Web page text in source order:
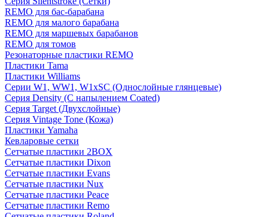
REMO для бас-барабана
REMO для малого барабана
REMO для маршевых барабанов
REMO для томов
Резонаторные пластики REMO
Пластики Tama
Пластики Williams
Серии W1, WW1, W1xSC (Однослойные глянцевые)
Серия Density (C напылением Coated)
Серия Target (Двухслойные)
Серия Vintage Tone (Кожа)
Пластики Yamaha
Кевларовые сетки
Сетчатые пластики 2BOX
Сетчатые пластики Dixon
Сетчатые пластики Evans
Сетчатые пластики Nux
Сетчатые пластики Peace
Сетчатые пластики Remo